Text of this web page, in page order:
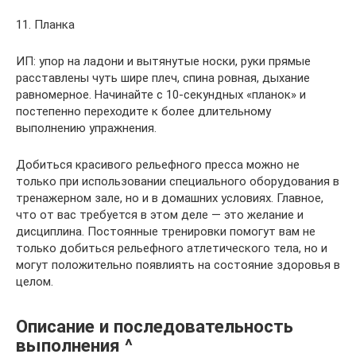
11. Планка
ИП: упор на ладони и вытянутые носки, руки прямые
расставлены чуть шире плеч, спина ровная, дыхание
равномерное. Начинайте с 10-секундных «планок» и
постепенно переходите к более длительному
выполнению упражнения.
Добиться красивого рельефного пресса можно не
только при использовании специального оборудования в
тренажерном зале, но и в домашних условиях. Главное,
что от вас требуется в этом деле — это желание и
дисциплина. Постоянные тренировки помогут вам не
только добиться рельефного атлетического тела, но и
могут положительно появлиять на состояние здоровья в
целом.
Описание и последовательность
выполнения ^